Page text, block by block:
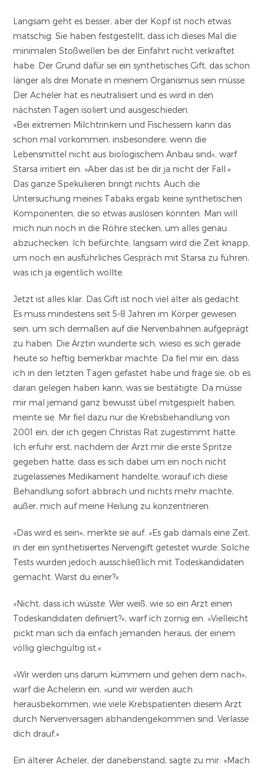
Langsam geht es besser, aber der Kopf ist noch etwas
matschig. Sie haben festgestellt, dass ich dieses Mal die
minimalen Stoßwellen bei der Einfahrt nicht verkraftet
habe. Der Grund dafür sei ein synthetisches Gift, das schon
länger als drei Monate in meinem Organismus sein müsse.
Der Acheler hat es neutralisiert und es wird in den
nächsten Tagen isoliert und ausgeschieden.
»Bei extremen Milchtrinkern und Fischessern kann das
schon mal vorkommen, insbesondere, wenn die
Lebensmittel nicht aus biologischem Anbau sind«, warf
Starsa irritiert ein. »Aber das ist bei dir ja nicht der Fall.«
Das ganze Spekulieren bringt nichts. Auch die
Untersuchung meines Tabaks ergab keine synthetischen
Komponenten, die so etwas auslösen könnten. Man will
mich nun noch in die Röhre stecken, um alles genau
abzuchecken. Ich befürchte, langsam wird die Zeit knapp,
um noch ein ausführliches Gespräch mit Starsa zu führen,
was ich ja eigentlich wollte.
Jetzt ist alles klar. Das Gift ist noch viel älter als gedacht.
Es muss mindestens seit 5-8 Jahren im Körper gewesen
sein, um sich dermaßen auf die Nervenbahnen aufgeprägt
zu haben. Die Ärztin wunderte sich, wieso es sich gerade
heute so heftig bemerkbar machte. Da fiel mir ein, dass
ich in den letzten Tagen gefastet habe und frage sie, ob es
daran gelegen haben kann, was sie bestätigte. Da müsse
mir mal jemand ganz bewusst übel mitgespielt haben,
meinte sie. Mir fiel dazu nur die Krebsbehandlung von
2001 ein, der ich gegen Christas Rat zugestimmt hatte.
Ich erfuhr erst, nachdem der Arzt mir die erste Spritze
gegeben hatte, dass es sich dabei um ein noch nicht
zugelassenes Medikament handelte, worauf ich diese
Behandlung sofort abbrach und nichts mehr machte,
außer, mich auf meine Heilung zu konzentrieren.
»Das wird es sein«, merkte sie auf. »Es gab damals eine Zeit,
in der ein synthetisiertes Nervengift getestet wurde. Solche
Tests wurden jedoch ausschließlich mit Todeskandidaten
gemacht. Warst du einer?«
»Nicht, dass ich wüsste. Wer weiß, wie so ein Arzt einen
Todeskandidaten definiert?«, warf ich zornig ein. »Vielleicht
pickt man sich da einfach jemanden heraus, der einem
völlig gleichgültig ist.«
»Wir werden uns darum kümmern und gehen dem nach«,
warf die Achelerin ein, »und wir werden auch
herausbekommen, wie viele Krebspatienten diesem Arzt
durch Nervenversagen abhandengekommen sind. Verlasse
dich drauf.«
Ein älterer Acheler, der danebenstand, sagte zu mir: »Mach